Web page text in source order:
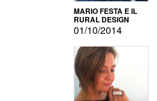
MARIO FESTA E IL
RURAL DESIGN
01/10/2014